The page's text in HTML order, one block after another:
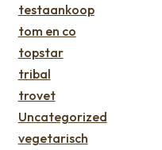
testaankoop
tom en co
topstar
tribal
trovet
Uncategorized
vegetarisch